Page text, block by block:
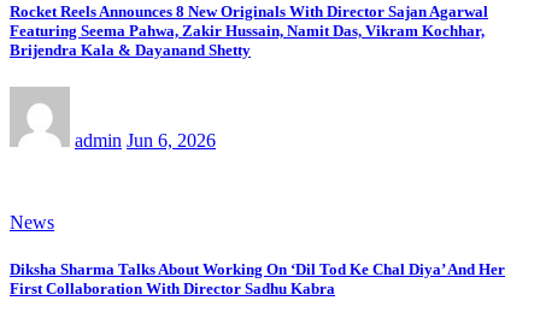
Rocket Reels Announces 8 New Originals With Director Sajan Agarwal
Featuring Seema Pahwa, Zakir Hussain, Namit Das, Vikram Kochhar,
Brijendra Kala & Dayanand Shetty
admin Jun 6, 2026
News
Diksha Sharma Talks About Working On ‘Dil Tod Ke Chal Diya’ And Her
First Collaboration With Director Sadhu Kabra